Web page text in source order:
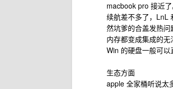
macbook pro 接近了
续航差不多了，LnL
然坑爹的合盖发热问
内存都变成集成的
Win 的硬盘一般可
生态方面
apple 全家桶听说太